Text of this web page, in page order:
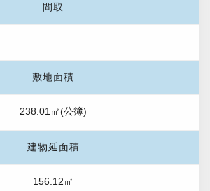
間取
敷地面積
238.01㎡(公簿)
建物延面積
156.12㎡